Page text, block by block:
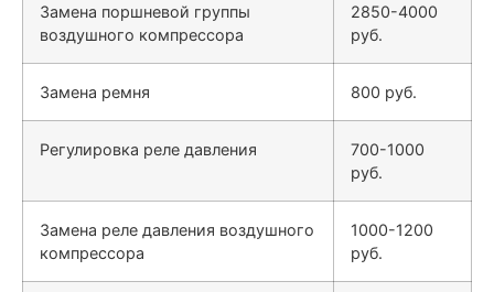
Замена поршневой группы
воздушного компрессора
2850-4000
руб.
Замена ремня 800 руб.
Регулировка реле давления
700-1000
руб.
Замена реле давления воздушного
компрессора
1000-1200
руб.